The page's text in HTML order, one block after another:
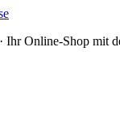
Ihr Online-Shop mit